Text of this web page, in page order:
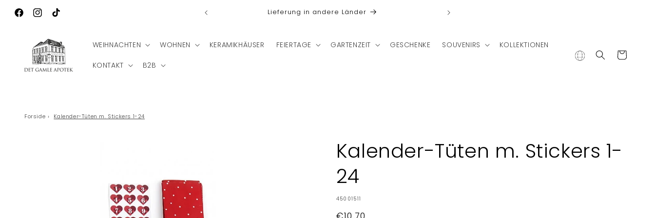
Direkt zum
InhaltFacebookInstagram
TikTok
Lieferung nach Deutschland bei einem Bestellwert
Lieferung in andere Länder
WEIHNACHTEN WOHNEN KERAMIKHÄUSER FEIERTAGE GARTENZEIT GESCHENKE SOUVENIRS KOLLEKTIONEN
KONTAKT B2B
Warenkorb
Forside › Kalender-Tüten m. Stickers 1-24
Kalender-Tüten m. Stickers 1-
24
SKU:
45001511
Normaler